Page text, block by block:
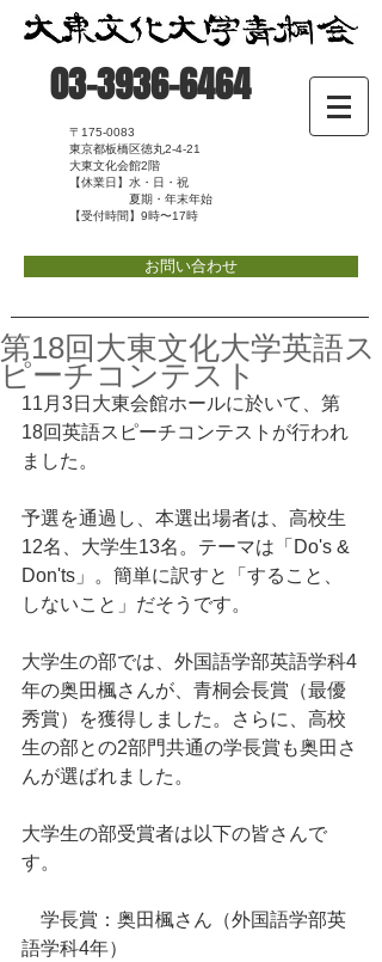
03-3936-6464
〒175-0083
東京都板橋区徳丸2-4-21
大東文化会館2階
【休業日】水・日・祝
夏期・年末年始
【受付時間】9時〜17時
お問い合わせ
第18回大東文化大学英語ス
ピーチコンテスト
11月3日大東会館ホールに於いて、第
18回英語スピーチコンテストが行われ
ました。
予選を通過し、本選出場者は、高校生
12名、大学生13名。テーマは「Do's &
Don'ts」。簡単に訳すと「すること、
しないこと」だそうです。
大学生の部では、外国語学部英語学科4
年の奥田楓さんが、青桐会長賞（最優
秀賞）を獲得しました。さらに、高校
生の部との2部門共通の学長賞も奥田さ
んが選ばれました。
大学生の部受賞者は以下の皆さんで
す。
学長賞：奥田楓さん（外国語学部英
語学科4年）